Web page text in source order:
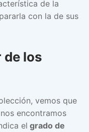
de la
con la de sus
de los
vemos que
nos encontramos
el grado de